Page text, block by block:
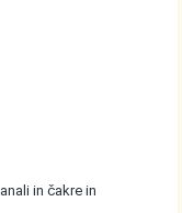
in čakre in